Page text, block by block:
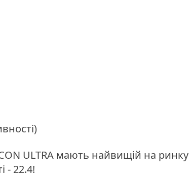
ULTRA мають найвищій на ринку
- 22.4!